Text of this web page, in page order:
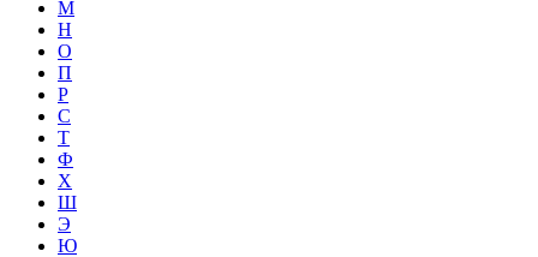
М
Н
О
П
Р
С
Т
Ф
Х
Ш
Э
Ю